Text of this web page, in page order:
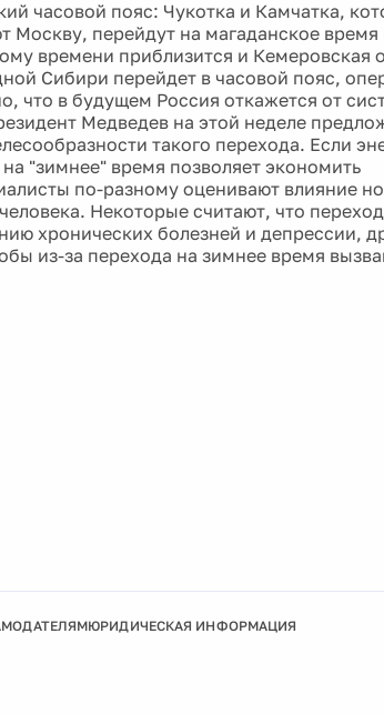
часовой пояс: Чукотка и Камчатка,
Москву, перейдут на магаданское
времени приблизится и Кемеровская
Сибири перейдет в часовой пояс,
что в будущем Россия откажется от
Медведев на этой неделе
такого перехода. Если
"зимнее" время позволяет экономить
по-разному оценивают влияние
Некоторые считают, что
хронических болезней и депрессии,
из-за перехода на зимнее время
ЮРИДИЧЕСКАЯ ИНФОРМАЦИЯ